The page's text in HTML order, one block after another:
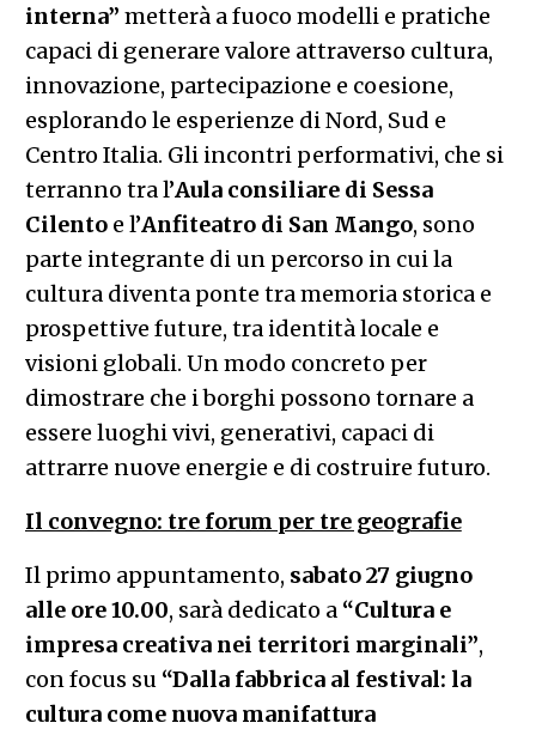
interna” metterà a fuoco modelli e pratiche
capaci di generare valore attraverso cultura,
innovazione, partecipazione e coesione,
esplorando le esperienze di Nord, Sud e
Centro Italia. Gli incontri performativi, che si
terranno tra l’Aula consiliare di Sessa
Cilentoe l’Anfiteatro di San Mango, sono
parte integrante di un percorso in cui la
cultura diventa ponte tra memoria storica e
prospettive future, tra identità locale e
visioni globali. Un modo concreto per
dimostrare che i borghi possono tornare a
essere luoghi vivi, generativi, capaci di
attrarre nuove energie e di costruire futuro.
Il convegno: tre forum per tre geografie
Il primo appuntamento, sabato 27 giugno
alle ore 10.00, sarà dedicato a “Cultura e
impresa creativa nei territori marginali”,
con focus su “Dalla fabbrica al festival: la
cultura come nuova manifattura